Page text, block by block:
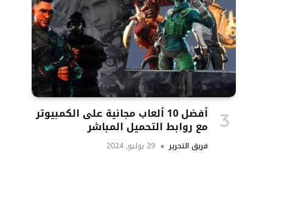
أفضل 10 ألعاب مجانية على الكمبيوتر
مع روابط التحميل المباشر
فريق التحرير 29 يوليو, 2024